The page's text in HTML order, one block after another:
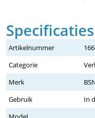
Specificaties
Artikelnummer
Categorie
Merk
Gebruik
In